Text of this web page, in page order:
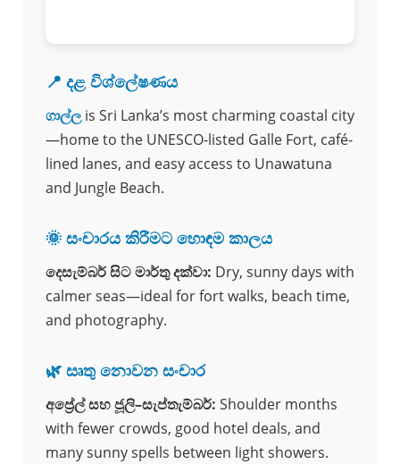
📍 දළ විශ්ලේෂණය
ගාල්ලis Sri Lanka’s most charming coastal city
—home to the UNESCO-listed Galle Fort, café-
lined lanes, and easy access to Unawatuna
and Jungle Beach.
🌞 සංචාරය කිරීමට හොඳම කාලය
දෙසැම්බර් සිට මාර්තු දක්වා: Dry, sunny days with
calmer seas—ideal for fort walks, beach time,
and photography.
🌿 සෘතු නොවන සංචාර
අප්‍රේල් සහ ජූලි–සැප්තැම්බර්: Shoulder months
with fewer crowds, good hotel deals, and
many sunny spells between light showers.